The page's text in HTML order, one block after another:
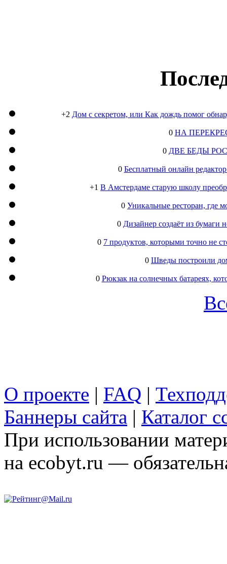
+2 Дом с секретом, или Как дождь помог
0 НА
0 ДВЕ БЕДЫ
0 Бесплатный онлайн
+1 В Амстердаме старую школу
0 Уникальные ресторан, где
0 Дизайнер создаёт из
0 7 продуктов, которыми точно не
0 Шведы построили
0 Рюкзак на солнечных батареях,
О проекте | FAQ |
Баннеры сайта | Каталог
При использовании
на ecobyt.ru —